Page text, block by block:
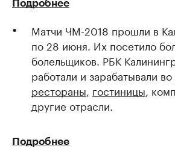
Подробнее
Матчи ЧМ-2018 прошли в
по 28 июня. Их посетило
болельщиков. РБК
работали и зарабатывали
рестораны гостиницы ,
другие отрасли.
Подробнее